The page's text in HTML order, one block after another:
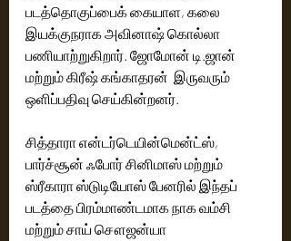
படத்தொகுப்பைக் கையாள, கலை
இயக்குநராக அவினாஷ் கொல்லா
பணியாற்றுகிறார். ஜோமோன் டி.ஜான்
மற்றும் கிரீஷ் கங்காதரன்  இருவரும்
ஒளிப்பதிவு செய்கின்றனர்.
சித்தாரா என்டர்டெயின்மென்ட்ஸ்,
பார்ச்சூன் ஃபோர் சினிமாஸ் மற்றும்
ஸ்ரீகாரா ஸ்டுடியோஸ் பேனரில் இந்தப்
படத்தை பிரம்மாண்டமாக நாக வம்சி
மற்றும் சாய் சௌஜன்யா